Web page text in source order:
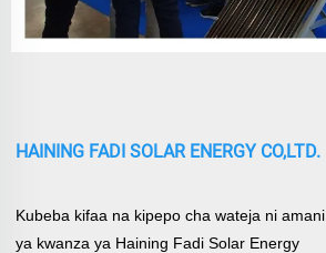
HAINING FADI SOLAR ENERGY CO,LTD.
Kubeba kifaa na kipepo cha wateja ni amani
ya kwanza ya Haining Fadi Solar Energy